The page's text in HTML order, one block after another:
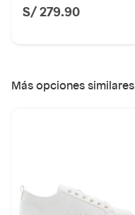
S/ 279.90
Más opciones similares